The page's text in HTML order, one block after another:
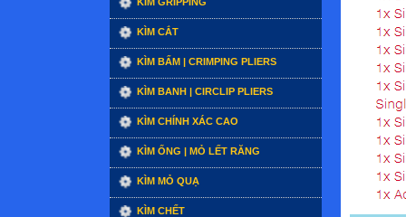
KÌM CẮT
KÌM BẤM | CRIMPING PLIERS
KÌM BANH | CIRCLIP PLIERS
KÌM CHÍNH XÁC CAO
KÌM ỐNG | MỎ LẾT RĂNG
KÌM MỎ QUẠ
KÌM CHẾT